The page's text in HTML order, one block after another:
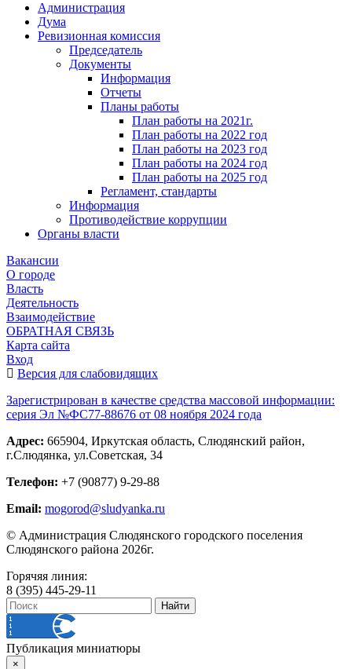
Администрация
Дума
Ревизионная комиссия
Председатель
Документы
Информация
Отчеты
Планы работы
План работы на 2021г.
План работы на 2022 год
План работы на 2023 год
План работы на 2024 год
План работы на 2025 год
Регламент, стандарты
Информация
Противодействие коррупции
Органы власти
Вакансии
О городе
Власть
Деятельность
Взаимодействие
ОБРАТНАЯ СВЯЗЬ
Карта сайта
Вход
Версия для слабовидящих
Зарегистрирован в качестве средства массовой информации:
серия Эл №ФС77-88676 от 08 ноября 2024 года
Адрес: 665904, Иркутская область, Слюдянский район,
г.Слюдянка, ул.Советская, 34
Телефон: +7 (90877) 9-29-88
Email: mogorod@sludyanka.ru
© Администрация Слюдянского городского поселения
Слюдянского района 2026г.
Горячяя линия:
8 (395) 445-29-11
Публикация миниатюры
×